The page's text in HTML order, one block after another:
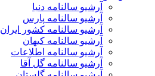
آرشیو سالنامه دنیا
آرشیو سالنامه پارس
آرشیو سالنامه کشور ایران
آرشیو سالنامه کیهان
آرشیو سالنامه اطلاعات
آرشیو سالنامه گل آقا